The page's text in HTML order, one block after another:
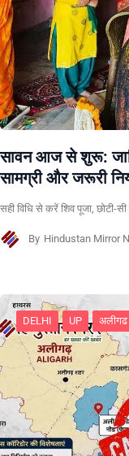
सावन आज से शुरू:
सामग्री और जरूरी
सही विधि से करें शिव पूजा,
By Hindustan Mirror
DELHI UP अलीगढ